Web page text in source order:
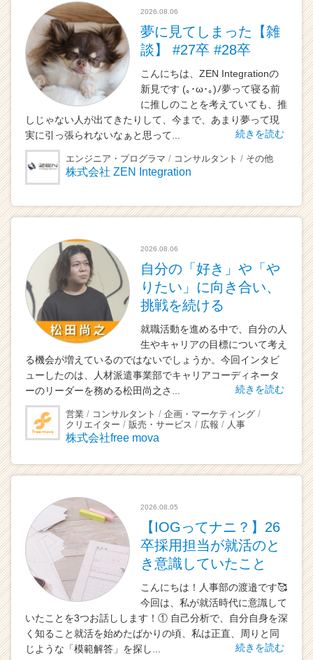
2026.08.06
夢に見てしまった【雑
談】 #27卒 #28卒
こんにちは、ZEN Integrationの
新見です (｡･ω･｡)ﾉ夢って寝る前
に推しのことを考えていても、推
しじゃない人が出てきたりして、今まで、あまり夢って現
実に引っ張られないなぁと思って...
続きを読む
エンジニア・プログラマ コンサルタント その他
株式会社 ZEN Integration
2026.08.06
自分の「好き」や「や
りたい」に向き合い、
挑戦を続ける
就職活動を進める中で、自分の人
生やキャリアの目標について考え
る機会が増えているのではないでしょうか。今回インタビ
ューしたのは、人材派遣事業部でキャリアコーディネータ
ーのリーダーを務める松田尚之さ...
続きを読む
営業 コンサルタント
企画・マーケティング
クリエイター
販売・サービス 広報 人事
株式会社free mova
2026.08.05
【IOGってナニ？】26
卒採用担当が就活のと
き意識していたこと
こんにちは！人事部の渡邉です🥰
今回は、私が就活時代に意識して
いたことを3つお話しします！① 自己分析で、自分自身を深
く知ること就活を始めたばかりの頃、私は正直、周りと同
じような「模範解答」を探し...
続きを読む